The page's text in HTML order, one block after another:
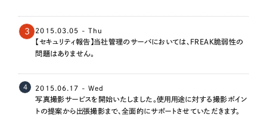
3 2015.03.05 - Thu
【セキュリティ報告】当社管理のサーバにおいては、FREAK脆弱性の
問題はありません。
4 2015.06.17 - Wed
写真撮影サービスを開始いたしました。使用用途に対する撮影ポイン
トの提案から出張撮影まで、全面的にサポートさせていただきます。